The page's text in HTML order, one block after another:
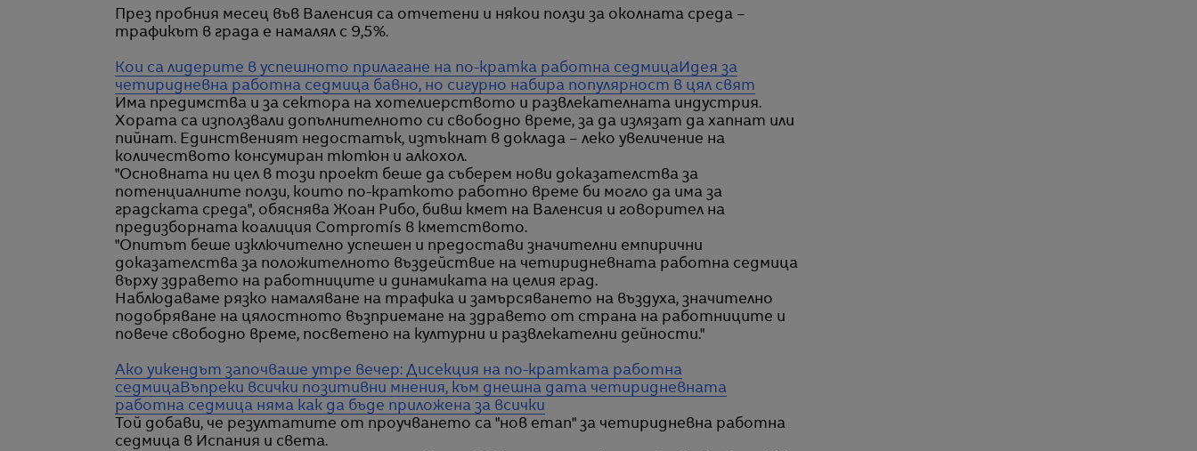
През пробния месец във Валенсия са отчетени и някои ползи за околната среда –
трафикът в града е намалял с 9,5%.
Кои са лидерите в успешното прилагане на по-кратка работна седмицаИдея за
четиридневна работна седмица бавно, но сигурно набира популярност в цял свят
Има предимства и за сектора на хотелиерството и развлекателната индустрия.
Хората са използвали допълнителното си свободно време, за да излязат да хапнат или
пийнат. Единственият недостатък, изтъкнат в доклада – леко увеличение на
количеството консумиран тютюн и алкохол.
"Основната ни цел в този проект беше да съберем нови доказателства за
потенциалните ползи, които по-краткото работно време би могло да има за
градската среда", обяснява Жоан Рибо, бивш кмет на Валенсия и говорител на
предизборната коалиция Compromís в кметството.
"Опитът беше изключително успешен и предостави значителни емпирични
доказателства за положителното въздействие на четиридневната работна седмица
върху здравето на работниците и динамиката на целия град.
Наблюдаваме рязко намаляване на трафика и замърсяването на въздуха, значително
подобряване на цялостното възприемане на здравето от страна на работниците и
повече свободно време, посветено на културни и развлекателни дейности."
Ако уикендът започваше утре вечер: Дисекция на по-кратката работна
седмицаВъпреки всички позитивни мнения, към днешна дата четиридневната
работна седмица няма как да бъде приложена за всички
Той добави, че резултатите от проучването са "нов етап" за четиридневна работна
седмица в Испания и света.